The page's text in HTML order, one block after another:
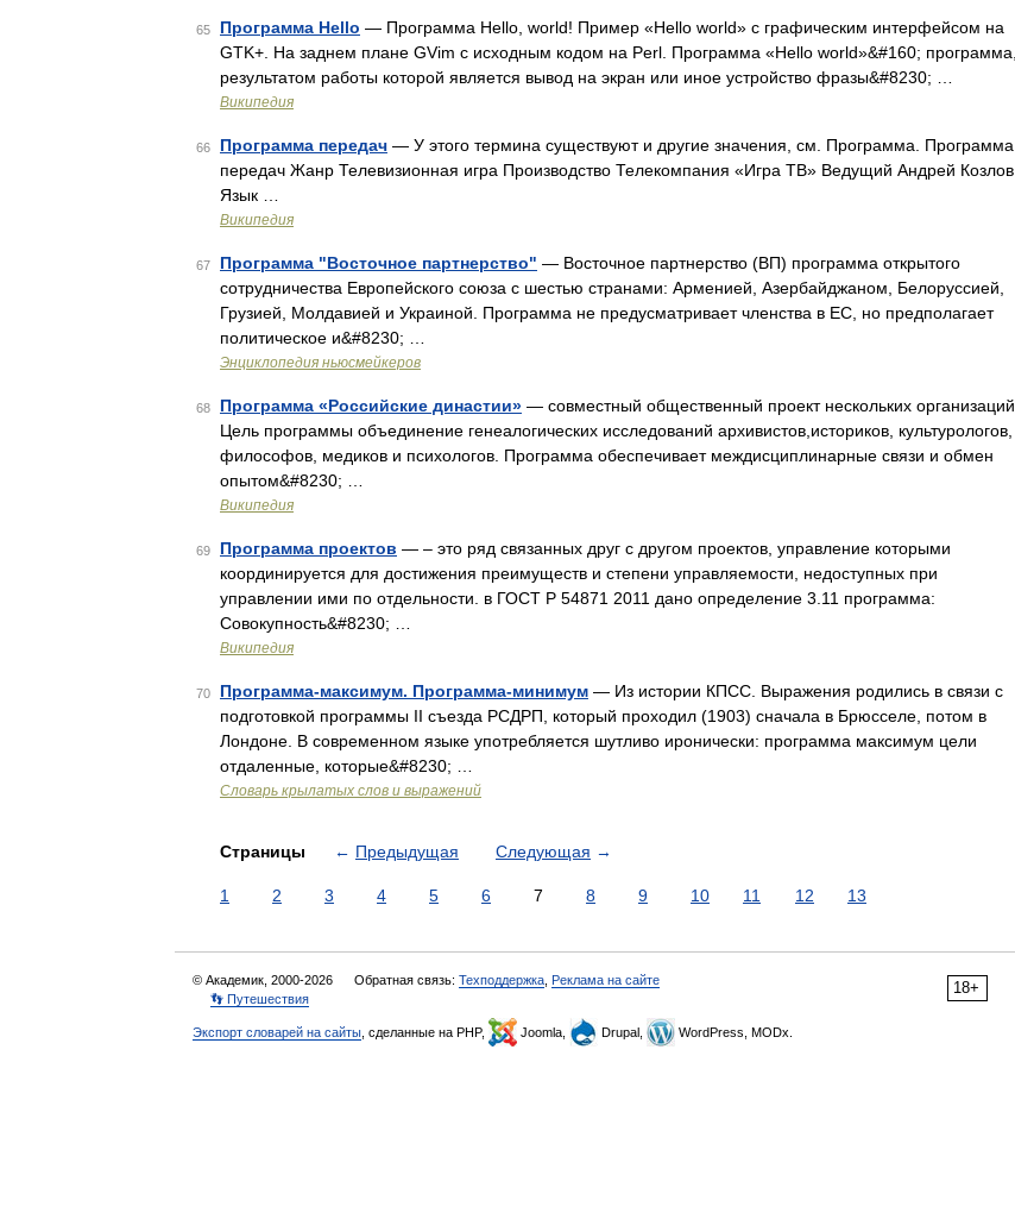
65 Программа Hello — Программа Hello, world! Пример «Hello world» с графическим интерфейсом на
GTK+. На заднем плане GVim с исходным кодом на Perl. Программа «Hello world»&#160; программа,
результатом работы которой является вывод на экран или иное устройство фразы&#8230; …
Википедия
66 Программа передач — У этого термина существуют и другие значения, см. Программа. Программа
передач Жанр Телевизионная игра Производство Телекомпания «Игра ТВ» Ведущий Андрей Козлов
Язык …
Википедия
67 Программа "Восточное партнерство" — Восточное партнерство (ВП) программа открытого
сотрудничества Европейского союза с шестью странами: Арменией, Азербайджаном, Белоруссией,
Грузией, Молдавией и Украиной. Программа не предусматривает членства в ЕС, но предполагает
политическое и&#8230; …
Энциклопедия ньюсмейкеров
68 Программа «Российские династии» — совместный общественный проект нескольких организаций.
Цель программы объединение генеалогических исследований архивистов,историков, культурологов,
философов, медиков и психологов. Программа обеспечивает междисциплинарные связи и обмен
опытом&#8230; …
Википедия
69 Программа проектов — – это ряд связанных друг с другом проектов, управление которыми
координируется для достижения преимуществ и степени управляемости, недоступных при
управлении ими по отдельности. в ГОСТ Р 54871 2011 дано определение 3.11 программа:
Совокупность&#8230; …
Википедия
70 Программа-максимум. Программа-минимум — Из истории КПСС. Выражения родились в связи с
подготовкой программы II съезда РСДРП, который проходил (1903) сначала в Брюсселе, потом в
Лондоне. В современном языке употребляется шутливо иронически: программа максимум цели
отдаленные, которые&#8230; …
Словарь крылатых слов и выражений
Страницы ← Предыдущая Следующая →
1 2 3 4 5 6 7 8 9 10 11 12 13
18+
© Академик, 2000-2026 Обратная связь: Техподдержка Реклама на сайте
👣 Путешествия
Экспорт словарей на сайты , сделанные на PHP, Joomla, Drupal, WordPress, MODx.